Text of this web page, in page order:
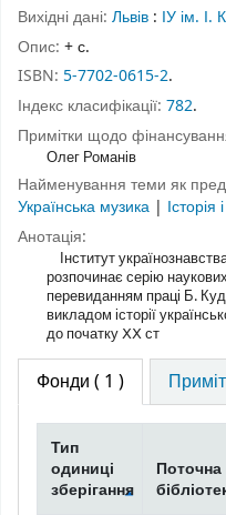
Вихідні дані: Львів : ІУ ім. І.
Опис: + с.
ISBN: 5-7702-0615-2.
Індекс класифікації: 782.
Примітки щодо
Олег Романів
Найменування теми як
Українська музика | Історія
Анотація:
Інститут
розпочинає серію
перевиданням праці Б.
викладом історії
до початку ⅩⅩ ст
Фонди ( 1 )
Тип
одиниці
зберігання
Поточна